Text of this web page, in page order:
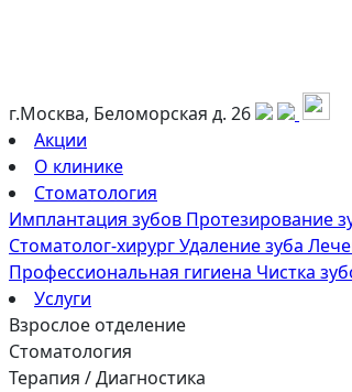
г.Москва, Беломорская д. 26
Акции
О клинике
Стоматология
Имплантация зубов Протезирование
Стоматолог-хирургУдаление зуба
Профессиональная гигиена Чистка
Услуги
Взрослое отделение
Стоматология
Терапия / Диагностика